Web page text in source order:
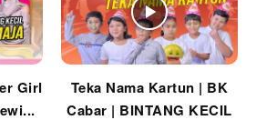
Girl
Teka Nama Kartun | BK
Cabar | BINTANG KECIL